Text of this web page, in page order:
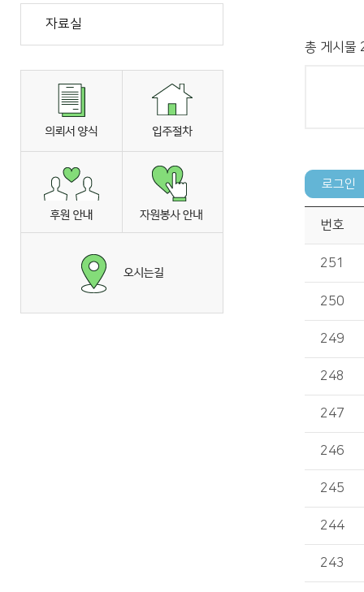
자료실
총 게시물
번호
251
250
249
248
247
246
245
244
243